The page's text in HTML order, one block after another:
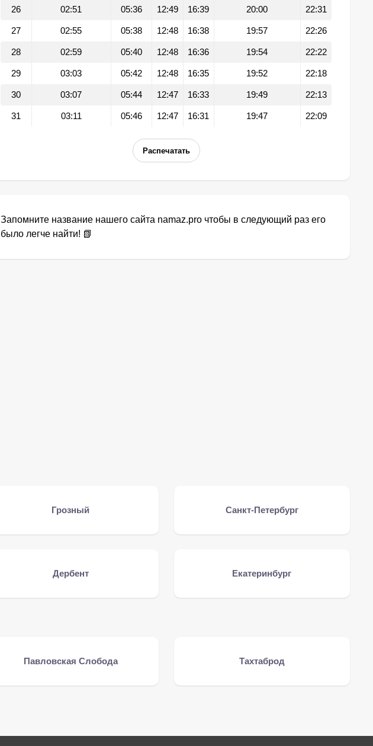
26 02:51 05:36 12:49 16:39 20:00 22:31
27 02:55 05:38 12:48 16:38 19:57 22:26
28 02:59 05:40 12:48 16:36 19:54 22:22
29 03:03 05:42 12:48 16:35 19:52 22:18
30 03:07 05:44 12:47 16:33 19:49 22:13
31 03:11 05:46 12:47 16:31 19:47 22:09
Распечатать
Запомните название нашего сайта namaz.pro чтобы в следующий раз его
было легче найти! 📗
Грозный Санкт-Петербург
Дербент Екатеринбург
Павловская Слобода Тахтаброд